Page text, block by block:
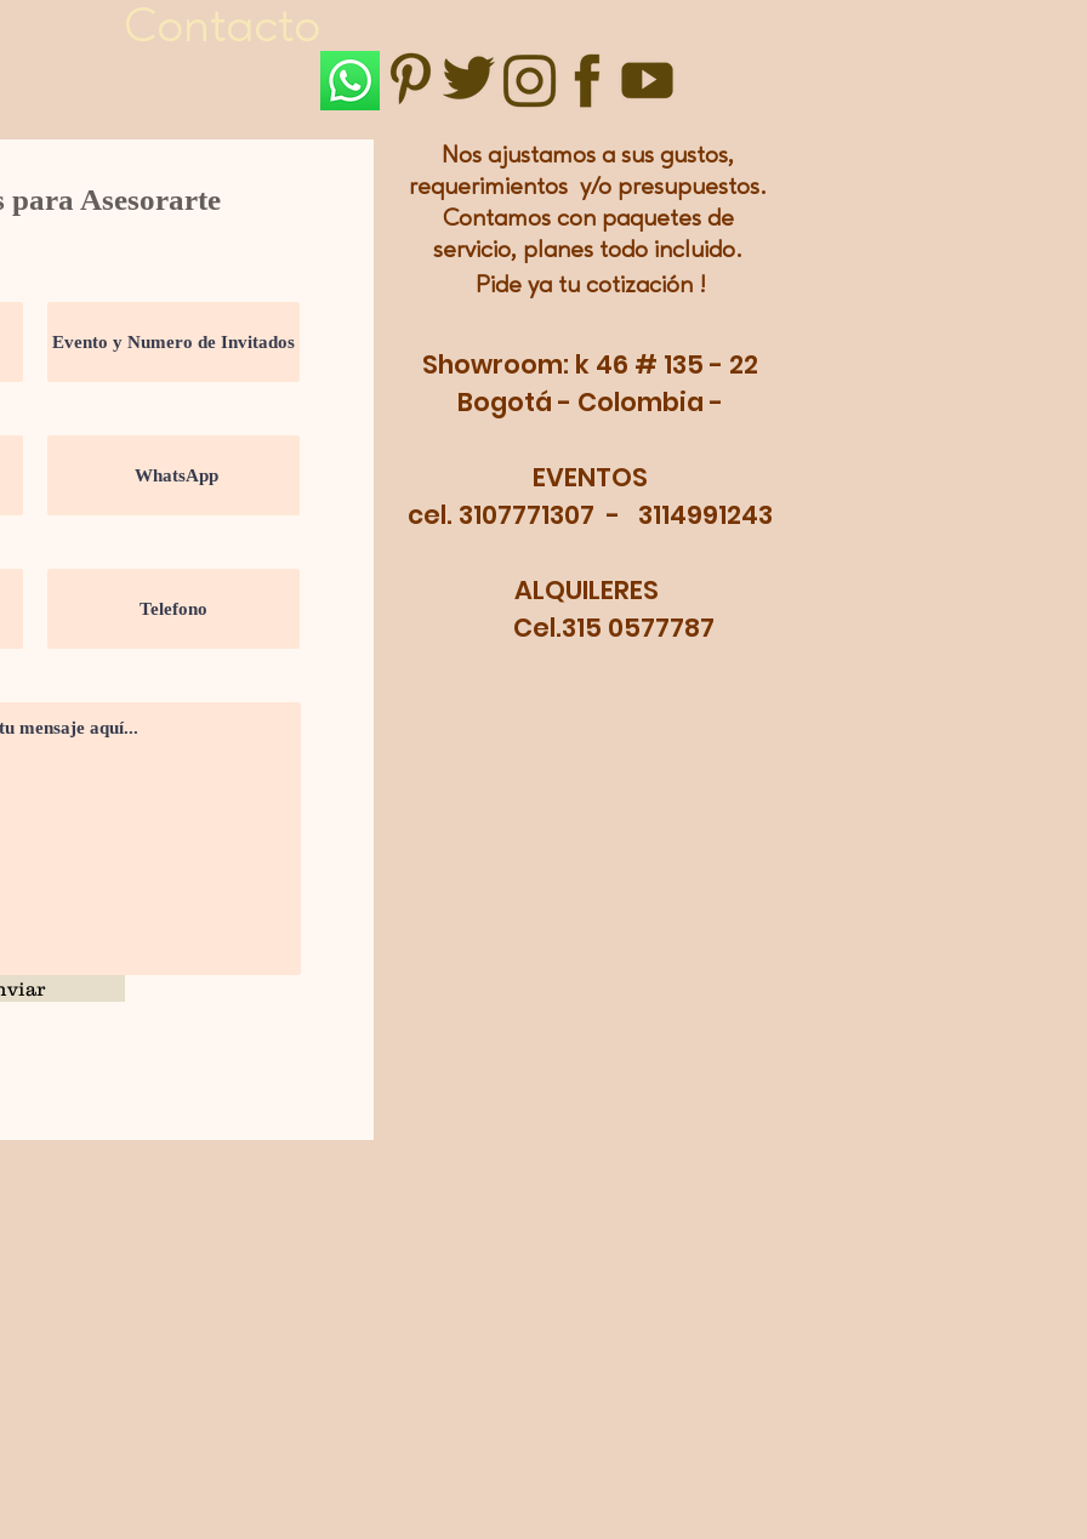
para Asesorarte
Nos ajustamos a sus gustos,
requerimientos y/o presupuestos.
Contamos con paquetes de
servicio, planes todo incluido.
Pide ya tu cotización !
Showroom: k 46 # 135 - 22
Bogotá - Colombia -
EVENTOS
cel. 3107771307 - 3114991243
ALQUILERES
Cel.315 0577787